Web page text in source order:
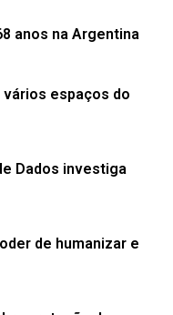
anos na Argentina
vários espaços do
Dados investiga
de humanizar e